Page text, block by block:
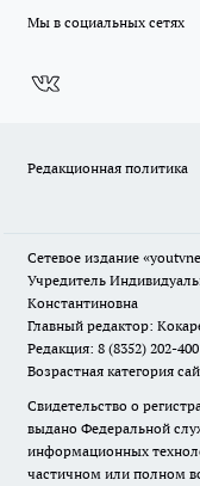
Мы в социальных сетях
Редакционная политика
Сетевое издание
Учредитель
Константиновна
Главный редактор:
Редакция: 8 (8352) 202-400
Возрастная категория
Свидетельство о
выдано Федеральной
информационных
частичном или полном